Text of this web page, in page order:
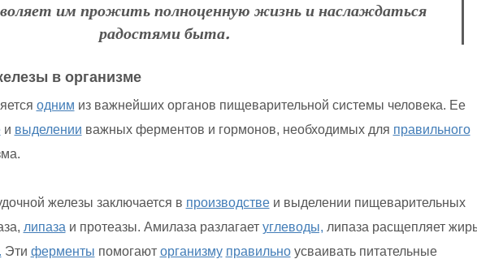
им прожить полноценную жизнь и наслаждаться
радостями быта.
в организме
одним из важнейших органов пищеварительной системы человека. Ее
и выделении важных ферментов и гормонов, необходимых для правильного
железы заключается в производствеи выделении пищеварительных
липаза и протеазы. Амилаза разлагает углеводы, липаза расщепляет
Эти ферменты помогают организму правильноусваивать питательные